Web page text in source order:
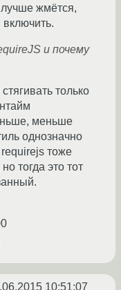
жмётся,
и почему
только
меньше
однозначно
тоже
тогда это тот
10:51:07